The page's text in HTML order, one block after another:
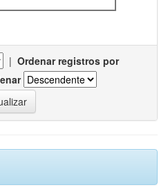
| Ordenar registros por